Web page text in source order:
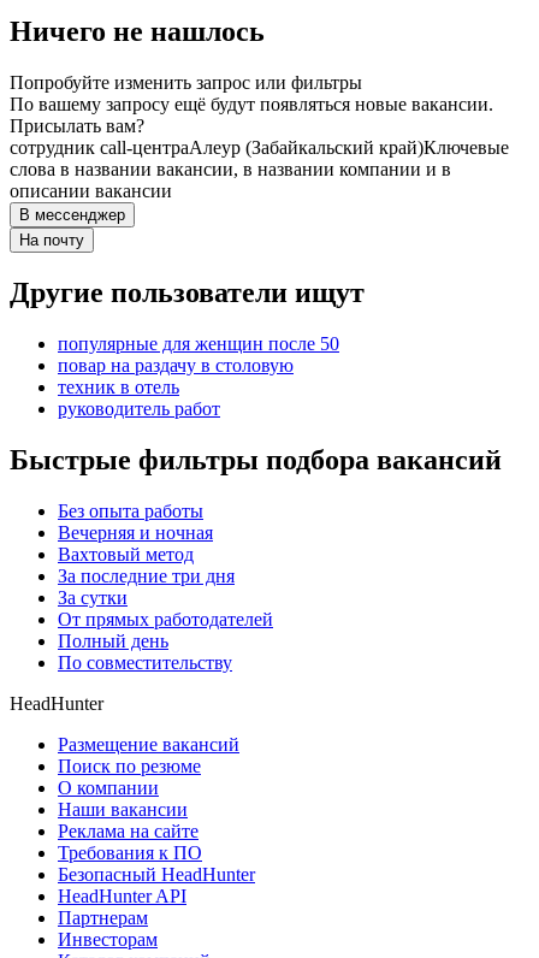
Ничего не нашлось
Попробуйте изменить запрос или фильтры
По вашему запросу ещё будут появляться новые вакансии.
Присылать вам?
сотрудник call-центраАлеур (Забайкальский край)Ключевые
слова в названии вакансии, в названии компании и в
описании вакансии
В мессенджер
На почту
Другие пользователи ищут
популярные для женщин после 50
повар на раздачу в столовую
техник в отель
руководитель работ
Быстрые фильтры подбора вакансий
Без опыта работы
Вечерняя и ночная
Вахтовый метод
За последние три дня
За сутки
От прямых работодателей
Полный день
По совместительству
HeadHunter
Размещение вакансий
Поиск по резюме
О компании
Наши вакансии
Реклама на сайте
Требования к ПО
Безопасный HeadHunter
HeadHunter API
Партнерам
Инвесторам